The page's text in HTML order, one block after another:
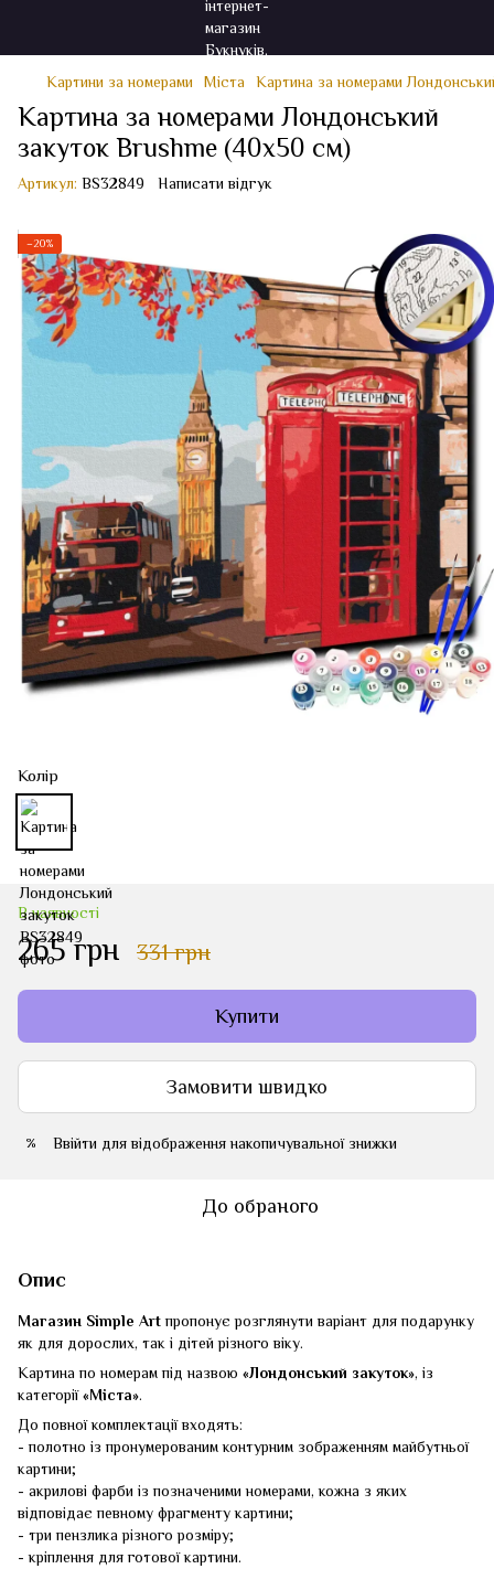
Картини за номерами Міста Картина за номерами
Картина за номерами Лондонський
закуток Brushme (40x50 см)
Артикул: BS32849 Написати відгук
−20%
Колір
В наявності
265 грн 331 грн
Купити
Замовити швидко
% Ввійти для відображення накопичувальної знижки
До обраного
Опис
Магазин Simple Artпропонує розглянути варіант для подарунку
як для дорослих, так і дітей різного віку.
Картина по номерам під назвою «Лондонський закуток», із
категорії«Міста».
До повної комплектації входять:
- полотно із пронумерованим контурним зображенням майбутньої
картини;
- акрилові фарби із позначеними номерами, кожна з яких
відповідає певному фрагменту картини;
- три пензлика різного розміру;
- кріплення для готової картини.